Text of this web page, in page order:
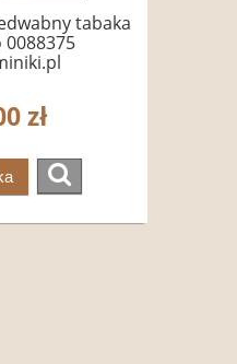
tabaka
0088375
zł